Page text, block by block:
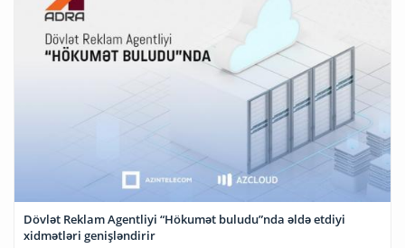
Dövlət Reklam Agentliyi “Hökumət buludu”nda əldə etdiyi
xidmətləri genişləndirir